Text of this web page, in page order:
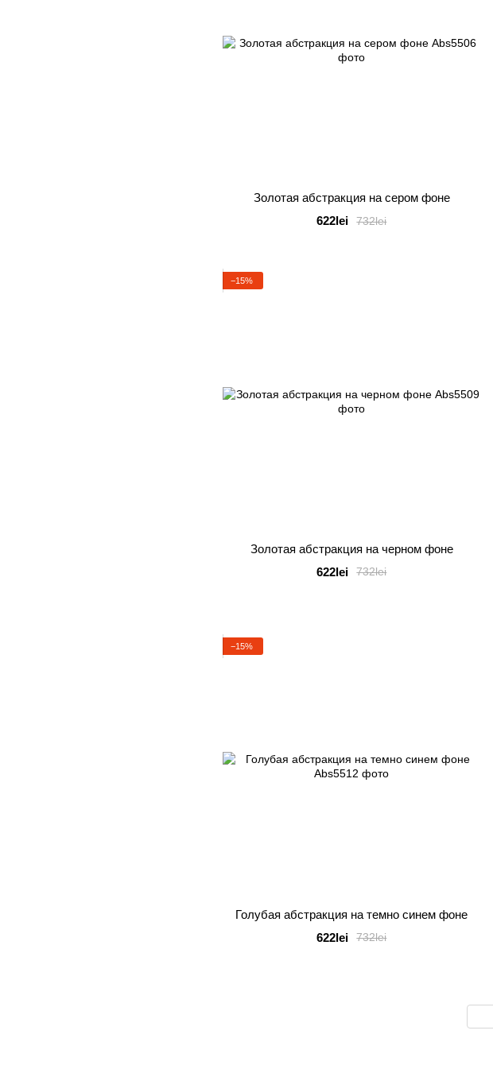
Золотая абстракция на сером фоне
732lei
622lei
−15%
Золотая абстракция на черном фоне
732lei
622lei
−15%
Голубая абстракция на темно синем фоне
732lei
622lei